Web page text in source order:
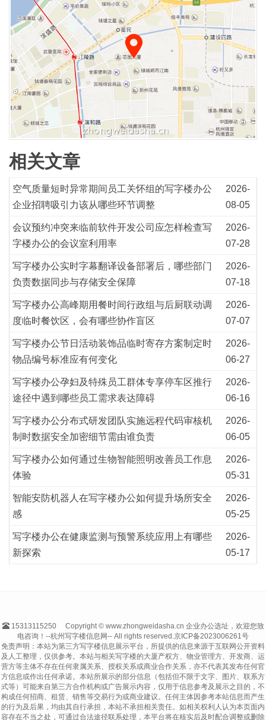
相关文章
空气质量短时异常期间员工关怀组的写字楼办公
企业招聘吸引力该从哪些环节调整
2026-
08-05
会议预约冲突来临前软件开发公司应怎样检查写
字楼办公的会议室利用率
2026-
07-28
写字楼办公实时字幕翻译设备部署后，哪些部门
负责数据同步与存储安全保障
2026-
07-18
写字楼办公高峰期用餐时间行政组与后厨联动调
度临时餐饮区，会有哪些协作盲区
2026-
07-07
写字楼办公节日活动装饰品临时寄存方案制定时
物品编号标准应有何变化
2026-
06-27
写字楼办公孕妇及特殊员工群体专享停车区推行
途径中遇到哪些员工需求表达障碍
2026-
06-16
写字楼办公分布式研发团队实施远程代码审核机
制时数据安全加密细节需由谁负责
2026-
06-05
写字楼办公如何通过生物智能照明改善员工作息
体验
2026-
05-31
智能安防机器人在写字楼办公如何提升场所安全
感
2026-
05-25
写字楼办公在健康监测与预警系统应用上有哪些
新探索
2026-
05-17
15313115250
Copyright © www.zhongweidasha.cn 企业办公选址，欢迎您致
电咨询！--杭州写字楼信息网-- All rights reserved.京ICP备2023006261号
免责声明：本站为第三方写字楼信息展示平台，所提供的信息来源于互联网公开资料
及人工整理，仅供参考。本站与相关写字楼的大厦产权方、物业管理方、开发商、运
营方等主体不存在任何隶属关系、授权关系或商业合作关系，亦不代表其发布任何官
方信息或作出任何承诺。本站所展示的部分信息（包括但不限于文字、图片、联系方
式等）可能来自第三方合作机构或广告展示内容，仅用于信息参考及展示之目的，不
构成任何招商、租赁、销售等交易行为或商业建议。任何主体因参考本站信息而产生
的行为及后果，均由其自行承担，本站不承担相关责任。如相关权利人认为本页面内
容存在不当之处，可通过合法途径联系处理，本平台将在核实后及时配合调整或删除